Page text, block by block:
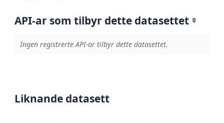
API-ar som tilbyr dette datasettet 0
Ingen registrerte API-ar tilbyr dette datasettet.
Liknande datasett